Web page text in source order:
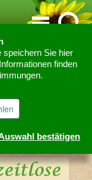
speichern Sie hier
finden
bestätigen
»Herbstzeitlose